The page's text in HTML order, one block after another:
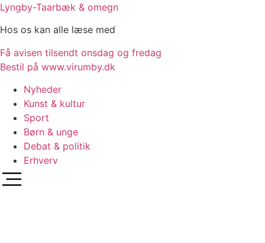
Lyngby-Taarbæk & omegn
Hos os kan alle læse med
Få avisen tilsendt onsdag og fredag
Bestil på www.virumby.dk
Nyheder
Kunst & kultur
Sport
Børn & unge
Debat & politik
Erhverv